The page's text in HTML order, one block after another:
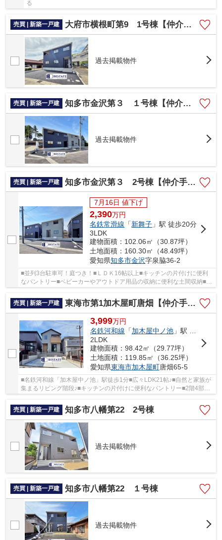
る
売買 | 新築一戸建 大府市横根町第9 1号棟【仲介手数料0円】
過去掲載物件
売買 | 新築一戸建 知多市金沢第３ １号棟【仲介手数料0円】
過去掲載物件
売買 | 新築一戸建 知多市金沢第３ 2号棟【仲介手数料0円】
7月16日 値下げ
2,390万円
名鉄常滑線 「新舞子 」駅 徒歩20分
3LDK
建物面積：102.06㎡（30.87坪）
土地面積：160.30㎡（48.49坪）
愛知県知多市金沢字泉脇36-2
■並列3台駐車可！庭つき！■ＬＤＫ16帖以上■キッチンの片付けに便利
なパントリー■ベビーカーやアウトドア用品の収納に便利な土間収納■全
売買 | 新築一戸建
東海市第1加木屋町唐畑【仲介手数料0円】
3,999万円
名鉄河和線 「加木屋中ノ池」駅 徒歩1分
2LDK
建物面積：98.42㎡（29.77坪）
土地面積：119.85㎡（36.25坪）
愛知県東海市加木屋町唐畑65-5
■名鉄河和線「加木屋中ノ池」駅徒歩1分■広々LDK21帖♪■自然と家族が
集まるリビング階段♪■キッチンの片付けに便利なパントリー■2階4部
売買 | 新築一戸建
知多市八幡第22 2号棟
過去掲載物件
売買 | 新築一戸建 知多市八幡第22 １号棟
過去掲載物件